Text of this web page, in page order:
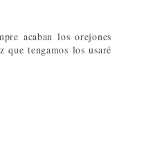
acaban los orejones
que tengamos los usaré